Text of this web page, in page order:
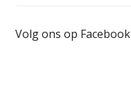
Volg ons op Facebook